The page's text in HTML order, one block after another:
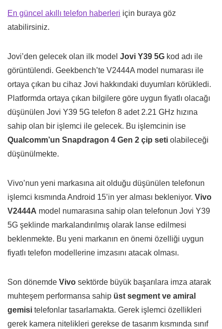
En güncel akıllı telefon haberleri için buraya göz
atabilirsiniz.
Jovi’den gelecek olan ilk model Jovi Y39 5G kod adı ile
görüntülendi. Geekbench’te V2444A model numarası ile
ortaya çıkan bu cihaz Jovi hakkındaki duyumları körükledi.
Platformda ortaya çıkan bilgilere göre uygun fiyatlı olacağı
düşünülen Jovi Y39 5G telefon 8 adet 2.21 GHz hızına
sahip olan bir işlemci ile gelecek. Bu işlemcinin ise
Qualcomm’un Snapdragon 4 Gen 2 çip seti olabileceği
düşünülmekte.
Vivo’nun yeni markasına ait olduğu düşünülen telefonun
işlemci kısmında Android 15’in yer alması bekleniyor. Vivo
V2444A model numarasına sahip olan telefonun Jovi Y39
5G şeklinde markalandırılmış olarak lanse edilmesi
beklenmekte. Bu yeni markanın en önemi özelliği uygun
fiyatlı telefon modellerine imzasını atacak olması.
Son dönemde Vivo sektörde büyük başarılara imza atarak
muhteşem performansa sahip üst segment ve amiral
gemisi telefonlar tasarlamakta. Gerek işlemci özellikleri
gerek kamera nitelikleri gerekse de tasarım kısmında sınıf